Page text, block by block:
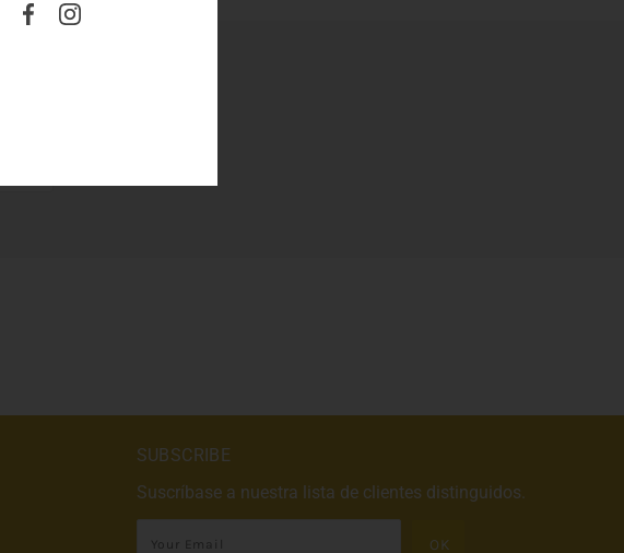
SUBSCRIBE
Suscríbase a nuestra lista de clientes distinguidos.